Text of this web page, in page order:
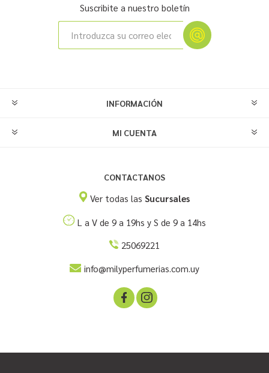
Suscribite a nuestro boletín
INFORMACIÓN
MI CUENTA
CONTACTANOS
Ver todas las Sucursales
L a V de 9 a 19hs y S de 9 a 14hs
25069221
info@milyperfumerias.com.uy